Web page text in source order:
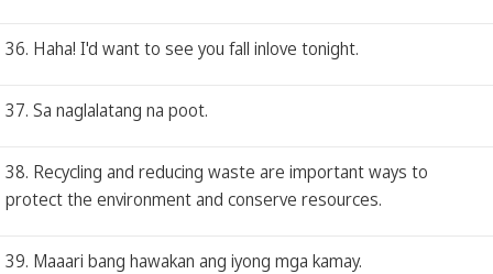
36. Haha! I'd want to see you fall inlove tonight.
37. Sa naglalatang na poot.
38. Recycling and reducing waste are important ways to
protect the environment and conserve resources.
39. Maaari bang hawakan ang iyong mga kamay.